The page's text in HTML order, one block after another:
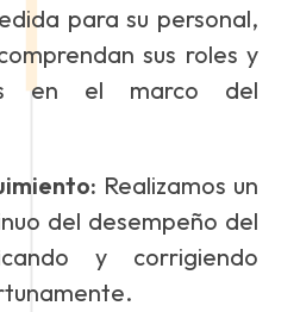
para su personal,
sus roles y
en el marco del
Realizamos un
del desempeño del
y corrigiendo